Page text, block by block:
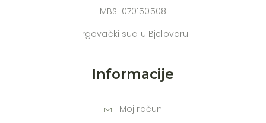
MBS: 070150508
Trgovački sud u Bjelovaru
Informacije
Moj račun